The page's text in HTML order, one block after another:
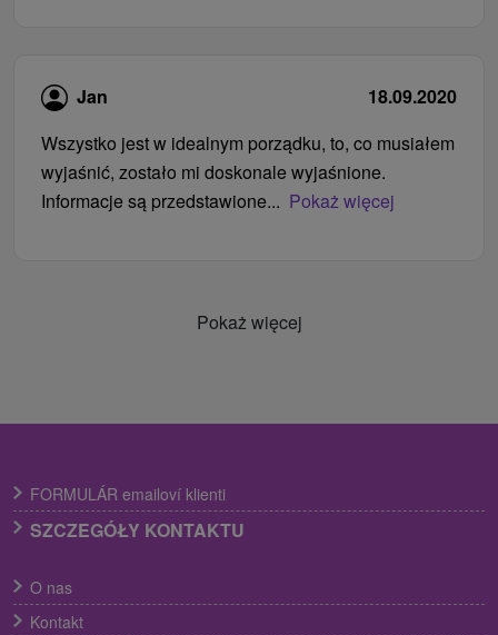
Jan
18.09.2020
Wszystko jest w idealnym porządku, to, co musiałem
wyjaśnić, zostało mi doskonale wyjaśnione.
Informacje są przedstawione... Pokaż więcej
Pokaż więcej
FORMULÁR emailoví klienti
SZCZEGÓŁY KONTAKTU
O nas
Kontakt